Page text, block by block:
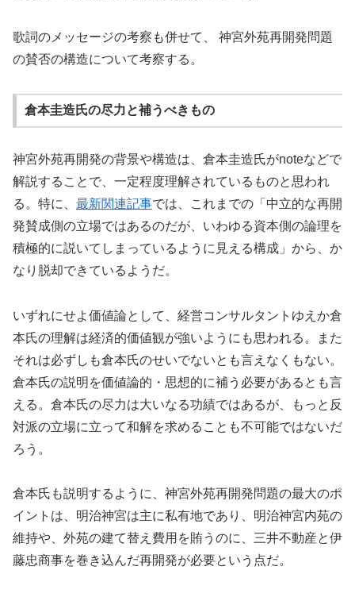
歌詞のメッセージの考察も併せて、 神宮外苑再開発問題
の賛否の構造について考察する。
倉本圭造氏の尽力と補うべきもの
神宮外苑再開発の背景や構造は、倉本圭造氏がnoteなどで
解説することで、一定程度理解されているものと思われ
る。特に、 最新関連記事では、これまでの「中立的な再開
発賛成側の立場ではあるのだが、いわゆる資本側の論理を
積極的に説いてしまっているように見える構成」から、か
なり脱却できているようだ。
いずれにせよ価値論として、経営コンサルタントゆえか倉
本氏の理解は経済的価値観が強いようにも思われる。また
それは必ずしも倉本氏のせいでないとも言えなくもない。
倉本氏の説明を価値論的・思想的に補う必要があるとも言
える。倉本氏の尽力は大いなる功績ではあるが、もっと反
対派の立場に立って和解を求めることも不可能ではないだ
ろう。
倉本氏も説明するように、神宮外苑再開発問題の最大のポ
イントは、明治神宮は主に私有地であり、明治神宮内苑の
維持や、外苑の建て替え費用を賄うのに、三井不動産と伊
藤忠商事を巻き込んだ再開発が必要という点だ。